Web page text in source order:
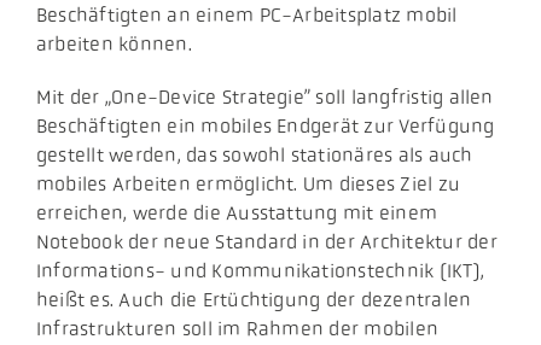
Beschäftigten an einem PC-Arbeitsplatz mobil
arbeiten können.
Mit der „One-Device Strategie” soll langfristig allen
Beschäftigten ein mobiles Endgerät zur Verfügung
gestellt werden, das sowohl stationäres als auch
mobiles Arbeiten ermöglicht. Um dieses Ziel zu
erreichen, werde die Ausstattung mit einem
Notebook der neue Standard in der Architektur der
Informations- und Kommunikationstechnik (IKT),
heißt es. Auch die Ertüchtigung der dezentralen
Infrastrukturen soll im Rahmen der mobilen